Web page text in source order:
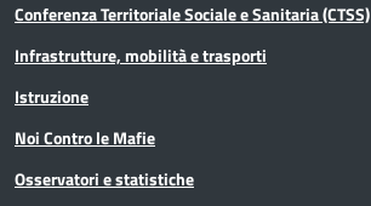
Conferenza Territoriale Sociale e Sanitaria (CTSS)
Infrastrutture, mobilità e trasporti
Istruzione
Noi Contro le Mafie
Osservatori e statistiche